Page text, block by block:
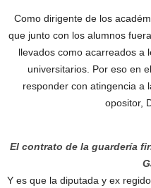
Como dirigente de los
que junto con los alumnos
llevados como acarreados a
universitarios. Por eso en
responder con atingencia a
opositor,
El contrato de la guardería
Y es que la diputada y ex